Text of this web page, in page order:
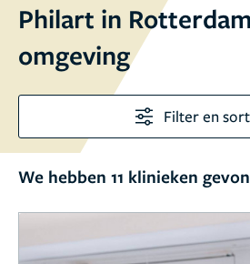
Philart in
omgeving
Filter en
We hebben 11 klinieken